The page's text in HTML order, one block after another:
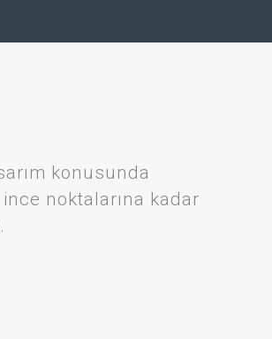
konusunda
noktalarına kadar